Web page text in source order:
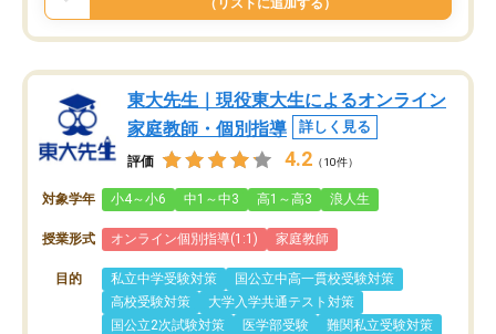
（リストに追加する）
東大先生｜現役東大生によるオンライン
家庭教師・個別指導
詳しく見る
評価 4.2 （10件）
対象学年 小4～小6 中1～中3 高1～高3 浪人生
授業形式 オンライン個別指導(1:1) 家庭教師
目的 私立中学受験対策
国公立中高一貫校受験対策
高校受験対策
大学入学共通テスト対策
国公立2次試験対策
医学部受験
難関私立受験対策